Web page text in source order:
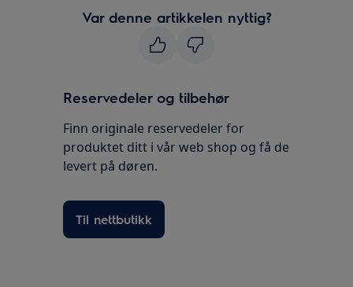
Var denne artikkelen nyttig?
Reservedeler og tilbehør
Finn originale reservedeler for
produktet ditt i vår web shop og få de
levert på døren.
Til nettbutikk